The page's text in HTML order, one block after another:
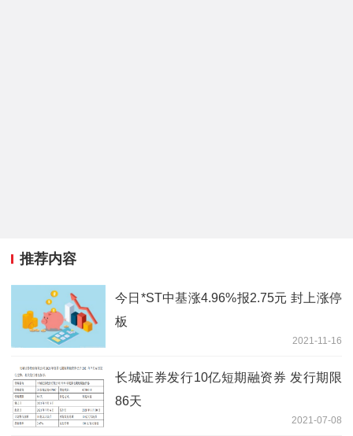
推荐内容
今日*ST中基涨4.96%报2.75元 封上涨停
板
2021-11-16
长城证券发行10亿短期融资券 发行期限
86天
2021-07-08